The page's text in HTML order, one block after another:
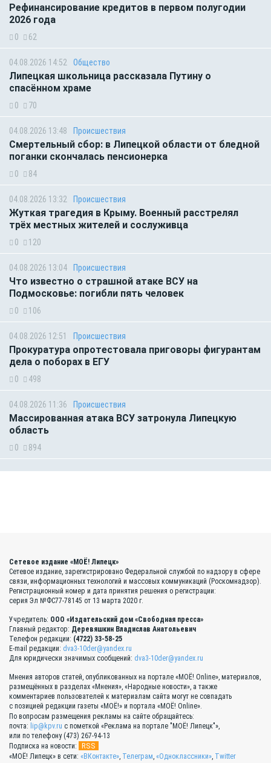
Рефинансирование кредитов в первом полугодии
2026 года
0 62
04.08.2026 14:52 Общество
Липецкая школьница рассказала Путину о
спасённом храме
0 70
04.08.2026 13:48 Происшествия
Смертельный сбор: в Липецкой области от бледной
поганки скончалась пенсионерка
0 84
04.08.2026 13:32 Происшествия
Жуткая трагедия в Крыму. Военный расстрелял
трёх местных жителей и сослуживца
0 120
04.08.2026 13:04 Происшествия
Что известно о страшной атаке ВСУ на
Подмосковье: погибли пять человек
0 106
04.08.2026 12:51 Происшествия
Прокуратура опротестовала приговоры фигурантам
дела о поборах в ЕГУ
0 498
04.08.2026 11:36 Происшествия
Массированная атака ВСУ затронула Липецкую
область
0 894
Сетевое издание «МОЁ! Липецк»
Сетевое издание, зарегистрировано Федеральной службой по надзору в сфере
связи, информационных технологий и массовых коммуникаций (Роскомнадзор).
Регистрационный номер и дата принятия решения о регистрации:
серия Эл №ФС77-78145 от 13 марта 2020 г.
Учредитель: ООО «Издательский дом «Свободная пресса»
Главный редактор: Деревяшкин Владислав Анатольевич
Телефон редакции: (4722) 33-58-25
E-mail редакции: dva3-10der@yandex.ru
Для юридически значимых сообщений: dva3-10der@yandex.ru
Мнения авторов статей, опубликованных на портале «МОЁ! Online», материалов,
размещённых в разделах «Мнения», «Народные новости», а также
комментариев пользователей к материалам сайта могут не совпадать
с позицией редакции газеты «МОЁ!» и портала «МОЁ! Online».
По вопросам размещения рекламы на сайте обращайтесь:
почта: lip@kpv.ru с пометкой «Реклама на портале "МОЁ! Липецк"»,
или по телефону (473) 267-94-13
Подписка на новости:
RSS
«МОЁ! Липецк» в сети: «ВКонтакте», Телеграм, «Одноклассники», Twitter